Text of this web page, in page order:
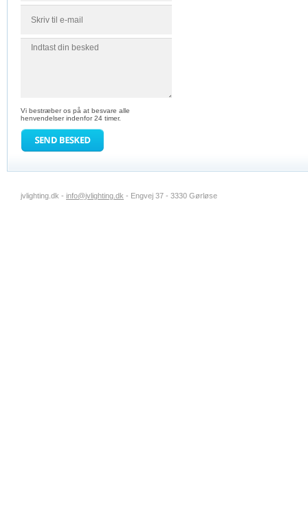
Vi bestræber os på at besvare alle
henvendelser indenfor 24 timer.
jvlighting.dk - info@jvlighting.dk - Engvej 37 - 3330 Gørløse